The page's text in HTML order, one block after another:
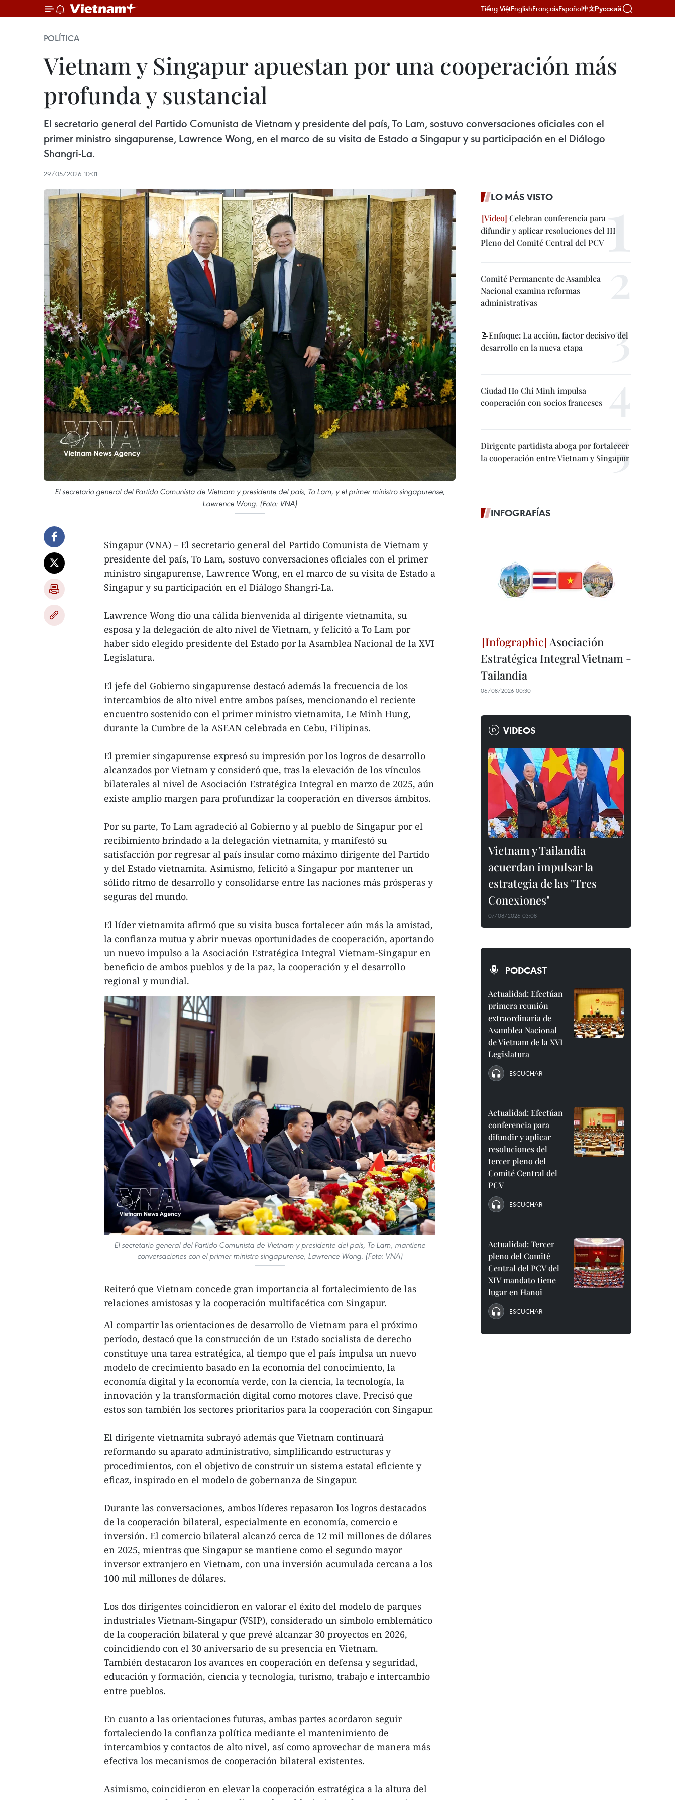
Tiếng ViệtEnglishFrançaisEspañol中文Русский
POLÍTICA
Vietnam y Singapur apuestan por una cooperación más
profunda y sustancial
El secretario general del Partido Comunista de Vietnam y presidente del país, To Lam, sostuvo conversaciones oficiales con el
primer ministro singapurense, Lawrence Wong, en el marco de su visita de Estado a Singapur y su participación en el Diálogo
Shangri-La.
29/05/2026 10:01
El secretario general del Partido Comunista de Vietnam y presidente del país, To Lam, y el primer ministro singapurense,
Lawrence Wong. (Foto: VNA)
Singapur (VNA) – El secretario general del Partido Comunista de Vietnam y
presidente del país, To Lam, sostuvo conversaciones oficiales con el primer
ministro singapurense, Lawrence Wong, en el marco de su visita de Estado a
Singapur y su participación en el Diálogo Shangri-La.
Lawrence Wong dio una cálida bienvenida al dirigente vietnamita, su
esposa y la delegación de alto nivel de Vietnam, y felicitó a To Lam por
haber sido elegido presidente del Estado por la Asamblea Nacional de la XVI
Legislatura.
El jefe del Gobierno singapurense destacó además la frecuencia de los
intercambios de alto nivel entre ambos países, mencionando el reciente
encuentro sostenido con el primer ministro vietnamita, Le Minh Hung,
durante la Cumbre de la ASEAN celebrada en Cebu, Filipinas.
El premier singapurense expresó su impresión por los logros de desarrollo
alcanzados por Vietnam y consideró que, tras la elevación de los vínculos
bilaterales al nivel de Asociación Estratégica Integral en marzo de 2025, aún
existe amplio margen para profundizar la cooperación en diversos ámbitos.
Por su parte, To Lam agradeció al Gobierno y al pueblo de Singapur por el
recibimiento brindado a la delegación vietnamita, y manifestó su
satisfacción por regresar al país insular como máximo dirigente del Partido
y del Estado vietnamita. Asimismo, felicitó a Singapur por mantener un
sólido ritmo de desarrollo y consolidarse entre las naciones más prósperas y
seguras del mundo.
El líder vietnamita afirmó que su visita busca fortalecer aún más la amistad,
la confianza mutua y abrir nuevas oportunidades de cooperación, aportando
un nuevo impulso a la Asociación Estratégica Integral Vietnam-Singapur en
beneficio de ambos pueblos y de la paz, la cooperación y el desarrollo
regional y mundial.
El secretario general del Partido Comunista de Vietnam y presidente del país, To Lam, mantiene
conversaciones con el primer ministro singapurense, Lawrence Wong. (Foto: VNA)
Reiteró que Vietnam concede gran importancia al fortalecimiento de las
relaciones amistosas y la cooperación multifacética con Singapur.
Al compartir las orientaciones de desarrollo de Vietnam para el próximo
período, destacó que la construcción de un Estado socialista de derecho
constituye una tarea estratégica, al tiempo que el país impulsa un nuevo
modelo de crecimiento basado en la economía del conocimiento, la
economía digital y la economía verde, con la ciencia, la tecnología, la
innovación y la transformación digital como motores clave. Precisó que
estos son también los sectores prioritarios para la cooperación con Singapur.
El dirigente vietnamita subrayó además que Vietnam continuará
reformando su aparato administrativo, simplificando estructuras y
procedimientos, con el objetivo de construir un sistema estatal eficiente y
eficaz, inspirado en el modelo de gobernanza de Singapur.
Durante las conversaciones, ambos líderes repasaron los logros destacados
de la cooperación bilateral, especialmente en economía, comercio e
inversión. El comercio bilateral alcanzó cerca de 12 mil millones de dólares
en 2025, mientras que Singapur se mantiene como el segundo mayor
inversor extranjero en Vietnam, con una inversión acumulada cercana a los
100 mil millones de dólares.
Los dos dirigentes coincidieron en valorar el éxito del modelo de parques
industriales Vietnam-Singapur (VSIP), considerado un símbolo emblemático
de la cooperación bilateral y que prevé alcanzar 30 proyectos en 2026,
coincidiendo con el 30 aniversario de su presencia en Vietnam.
También destacaron los avances en cooperación en defensa y seguridad,
educación y formación, ciencia y tecnología, turismo, trabajo e intercambio
entre pueblos.
En cuanto a las orientaciones futuras, ambas partes acordaron seguir
fortaleciendo la confianza política mediante el mantenimiento de
intercambios y contactos de alto nivel, así como aprovechar de manera más
efectiva los mecanismos de cooperación bilateral existentes.
Asimismo, coincidieron en elevar la cooperación estratégica a la altura del
LO MÁS VISTO
Celebran conferencia para
difundir y aplicar resoluciones del III
Pleno del Comité Central del PCV
Comité Permanente de Asamblea
Nacional examina reformas
administrativas
📝Enfoque: La acción, factor decisivo del
desarrollo en la nueva etapa
Ciudad Ho Chi Minh impulsa
cooperación con socios franceses
Dirigente partidista aboga por fortalecer
la cooperación entre Vietnam y Singapur
INFOGRAFÍAS
Asociación
Estratégica Integral Vietnam -
Tailandia
06/08/2026 00:30
VIDEOS
Vietnam y Tailandia
acuerdan impulsar la
estrategia de las "Tres
Conexiones"
07/08/2026 03:08
PODCAST
Actualidad: Efectúan
primera reunión
extraordinaria de
Asamblea Nacional
de Vietnam de la XVI
Legislatura
ESCUCHAR
Actualidad: Efectúan
conferencia para
difundir y aplicar
resoluciones del
tercer pleno del
Comité Central del
PCV
ESCUCHAR
Actualidad: Tercer
pleno del Comité
Central del PCV del
XIV mandato tiene
lugar en Hanoi
ESCUCHAR